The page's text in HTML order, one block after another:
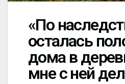
«По
осталась
дома в
мне с ней